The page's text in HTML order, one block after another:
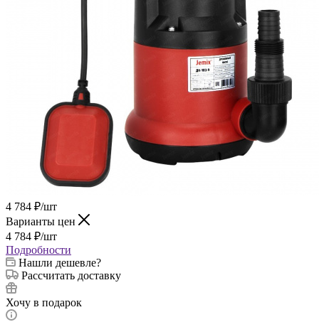
4 784 ₽/шт
Варианты цен
4 784 ₽/шт
Подробности
Нашли дешевле?
Рассчитать доставку
Хочу в подарок